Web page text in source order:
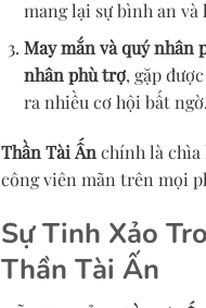
mang lại sự bình an
May mắn và quý nhân
nhân phù trợ, gặp
ra nhiều cơ hội bất ngờ.
Thần Tài Ấn chính là chìa
công viên mãn trên mọi
Sự Tinh Xảo
Thần Tài Ấn